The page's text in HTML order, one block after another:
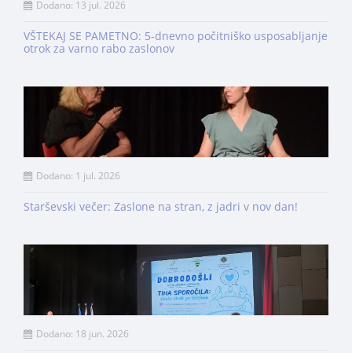
Dodano: 13 jul. 2026
VŠTEKAJ SE PAMETNO: 5-dnevno počitniško usposabljanje
otrok za varno rabo zaslonov
Dodano: 1 jul. 2026
Starševski večer: Zaslone na stran, z jadri v nov dan!
Dodano: 18 jun. 2026